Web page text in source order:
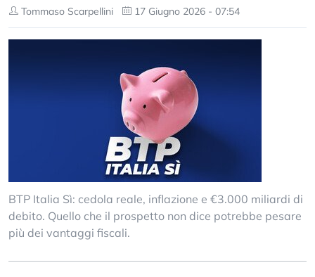
Tommaso Scarpellini 17 Giugno 2026 - 07:54
BTP Italia Sì: cedola reale, inflazione e €3.000 miliardi di
debito. Quello che il prospetto non dice potrebbe pesare
più dei vantaggi fiscali.